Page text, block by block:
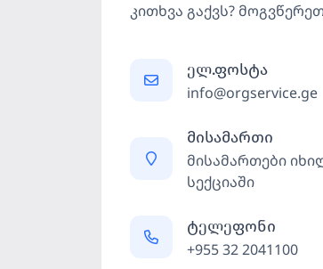
კითხვა გაქვს?
ელ.ფოსტა
info@orgservice.ge
მისამართი
მისამართები
სექციაში
ტელეფონი
+955 32 2041100